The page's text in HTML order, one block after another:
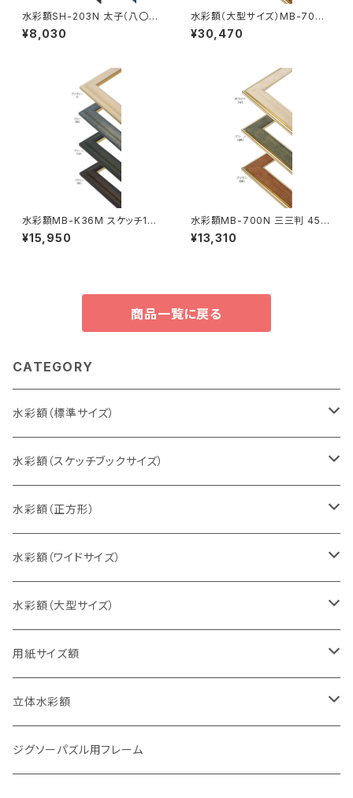
水彩額SH-203N 太子（八〇）
判 287×378ミリ
¥8,030
水彩額（大型サイズ）MB-700N
特全判 780×1050ミリ
¥30,470
水彩額MB-K36M スケッチ10F
595×670ミリ
¥15,950
水彩額MB-700N 三三判 454
×605ミリ
¥13,310
商品一覧に戻る
CATEGORY
水彩額（標準サイズ）
インチ判（203×254ミリ）
八切判（242×303ミリ）
太子判（288×379ミリ）
四切判（348×424ミリ）
大衣判（394×509ミリ）
半切判（424×545ミリ）
三三判（455×606ミリ）
水彩額（スケッチブックサイズ）
スケッチ4Ｆ（352×443ミリ）
スケッチ6Ｆ（458×550ミリ）
スケッチ8Ｆ（520×595ミリ）
スケッチ10Ｆ（595×670ミリ）
水彩額（正方形）
10cm正方形（100×100ミリ）
15cm正方形（150×150ミリ）
20cm正方形（200×200ミリ）
25cm正方形（250×250ミリ）
30cm正方形（300×300ミリ）
水彩額（ワイドサイズ）
15×30cm
20×40cm
25×50cm
30×60cm
水彩額（大型サイズ）
大判（660×850ミリ）
MO判（693×893ミリ）
特全判（780×1050ミリ）
用紙サイズ額
B5判（182×257ミリ）
A4判（210×297ミリ）
立体水彩額
インチ判（203×254ミリ）
ジグソーパズル用フレーム